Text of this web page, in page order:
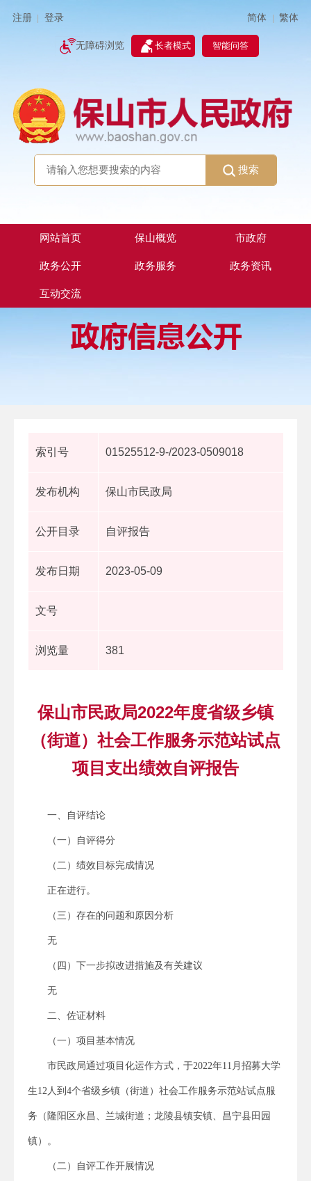
注册 登录 简体 | 繁体
无障碍浏览 长者模式 智能问答
搜索
网站首页 保山概览 市政府
政务公开 政务服务 政务资讯
互动交流
索引号 01525512-9-/2023-0509018
发布机构 保山市民政局
公开目录 自评报告
发布日期 2023-05-09
文号
浏览量 381
保山市民政局2022年度省级乡镇
（街道）社会工作服务示范站试点
项目支出绩效自评报告
一、自评结论
（一）自评得分
（二）绩效目标完成情况
正在进行。
（三）存在的问题和原因分析
无
（四）下一步拟改进措施及有关建议
无
二、佐证材料
（一）项目基本情况
市民政局通过项目化运作方式，于2022年11月招募大学
生12人到4个省级乡镇（街道）社会工作服务示范站试点服
务（隆阳区永昌、兰城街道；龙陵县镇安镇、昌宁县田园
镇）。
（二）自评工作开展情况